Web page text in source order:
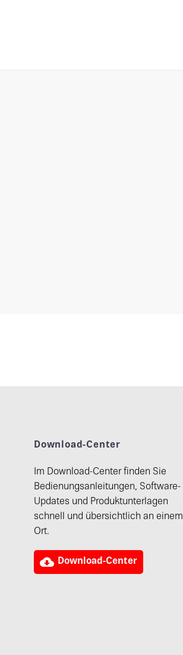
Download-Center
Im Download-Center finden Sie
Bedienungsanleitungen, Software-
Updates und Produktunterlagen
schnell und übersichtlich an einem
Ort.
 Download-Center